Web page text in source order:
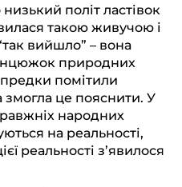
політ ластівок
такою живучою і
вийшло” – вона
природних
помітили
змогла це пояснити. У
народних
на реальності,
реальності з’явилося